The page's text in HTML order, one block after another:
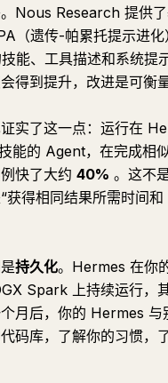
Nous Research 提供
（遗传-帕累托提示进
能、工具描述和系统提
得到提升，改进是可衡量
实了这一点：运行在
能的 Agent，在完成相
快了大约 40% 。这不
获得相同结果所需时间
持久化。Hermes 在你
Spark 上持续运行，
月后，你的 Hermes 与
码库，了解你的习惯，